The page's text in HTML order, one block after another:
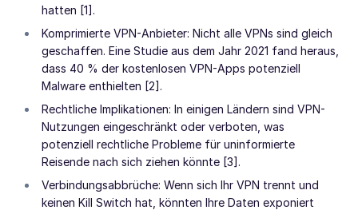
hatten [1].
Komprimierte VPN-Anbieter: Nicht alle VPNs sind gleich
geschaffen. Eine Studie aus dem Jahr 2021 fand heraus,
dass 40 % der kostenlosen VPN-Apps potenziell
Malware enthielten [2].
Rechtliche Implikationen: In einigen Ländern sind VPN-
Nutzungen eingeschränkt oder verboten, was
potenziell rechtliche Probleme für uninformierte
Reisende nach sich ziehen könnte [3].
Verbindungsabbrüche: Wenn sich Ihr VPN trennt und
keinen Kill Switch hat, könnten Ihre Daten exponiert